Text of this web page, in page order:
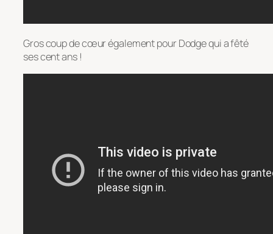
Gros coup de cœur également pour Dodge qui a fêté
ses cent ans !